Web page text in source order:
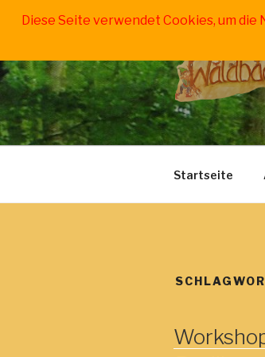
Inhalt
für
Startseite
Diese Seite verwendet Cookies, um